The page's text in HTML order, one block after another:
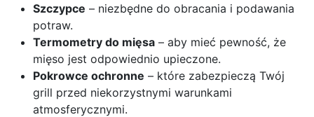
Szczypce – niezbędne do obracania i podawania
potraw.
Termometry do mięsa – aby mieć pewność, że
mięso jest odpowiednio upieczone.
Pokrowce ochronne – które zabezpieczą Twój
grill przed niekorzystnymi warunkami
atmosferycznymi.